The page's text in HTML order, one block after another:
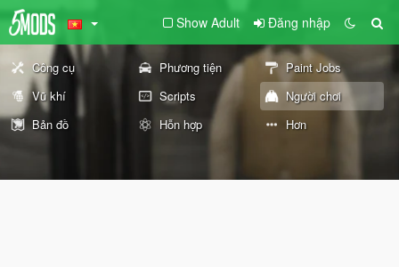
Show Adult Đăng nhập
Công cụ Phương tiện
Paint Jobs
Vũ khí
Scripts
Người chơi
Bản đồ
Hỗn hợp Hơn